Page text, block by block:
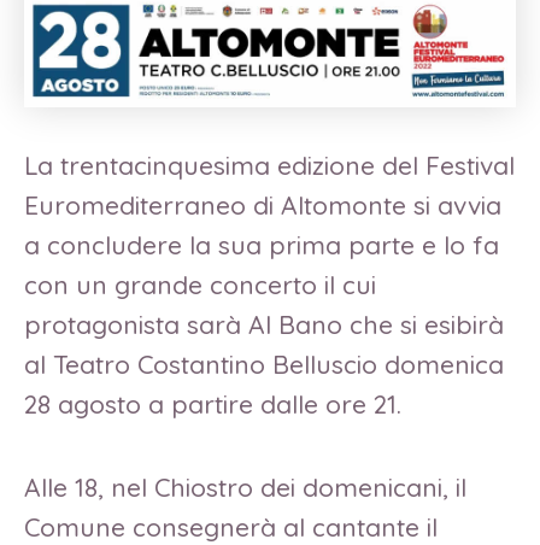
La trentacinquesima edizione del Festival
Euromediterraneo di Altomonte si avvia
a concludere la sua prima parte e lo fa
con un grande concerto il cui
protagonista sarà Al Bano che si esibirà
al Teatro Costantino Belluscio domenica
28 agosto a partire dalle ore 21.
Alle 18, nel Chiostro dei domenicani, il
Comune consegnerà al cantante il